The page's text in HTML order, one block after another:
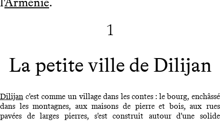
1
La petite ville de Dilijan
Dilijan c'est comme un village dans les contes : le bourg, enchâssé
dans les montagnes, aux maisons de pierre et bois, aux rues
pavées de larges pierres, s'est construit autour d'une solide